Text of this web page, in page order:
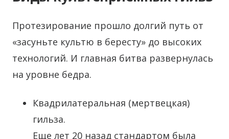
Протезирование прошло долгий путь от
«засуньте культю в бересту» до высоких
технологий. И главная битва развернулась
на уровне бедра.
Квадрилатеральная (мертвецкая)
гильза.
Еще лет 20 назад стандартом была